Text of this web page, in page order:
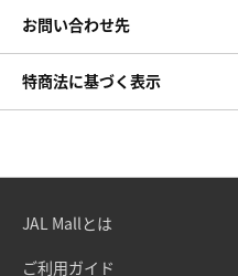
お問い合わせ先
特商法に基づく表示
JAL Mallとは
ご利用ガイド